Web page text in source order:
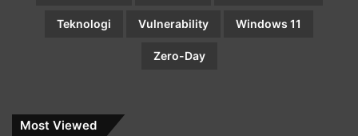
Teknologi Vulnerability Windows 11
Zero-Day
Most Viewed